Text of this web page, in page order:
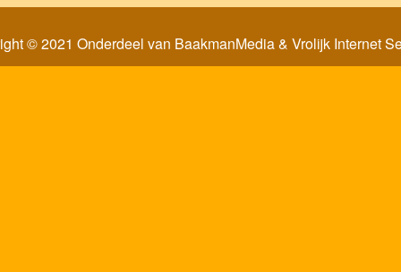
© 2021 Onderdeel van BaakmanMedia& Vrolijk Internet